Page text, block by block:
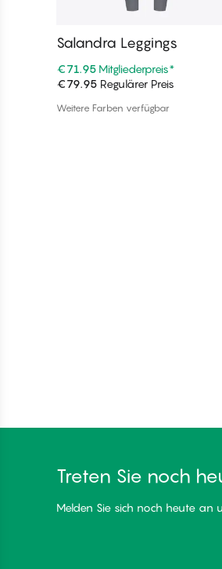
In den Warenkorb
Salandra Leggings
€71.95 Mitgliederpreis*
€79.95 Regulärer Preis
Weitere Farben verfügbar
Treten Sie noch
Melden Sie sich noch heute an